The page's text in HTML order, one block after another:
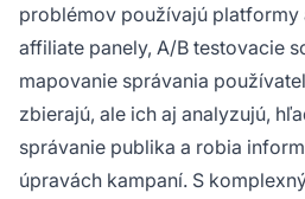
problémov používajú platformy
affiliate panely, A/B testovacie
mapovanie správania
zbierajú, ale ich aj analyzujú,
správanie publika a robia
úpravách kampaní. S